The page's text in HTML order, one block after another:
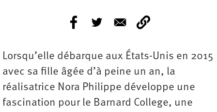
Lorsqu’elle débarque aux États-Unis en 2015
avec sa fille âgée d’à peine un an, la
réalisatrice Nora Philippe développe une
fascination pour le Barnard College, une